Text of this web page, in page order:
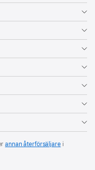
annan återförsäljarei